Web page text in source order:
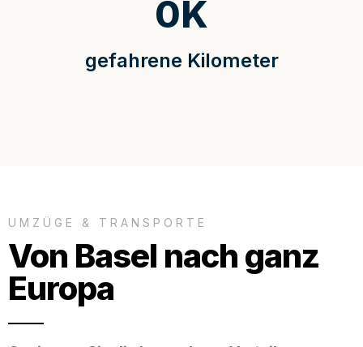
gefahrene Kilometer
0K
UMZÜGE & TRANSPORTE
Von Basel nach ganz
Europa